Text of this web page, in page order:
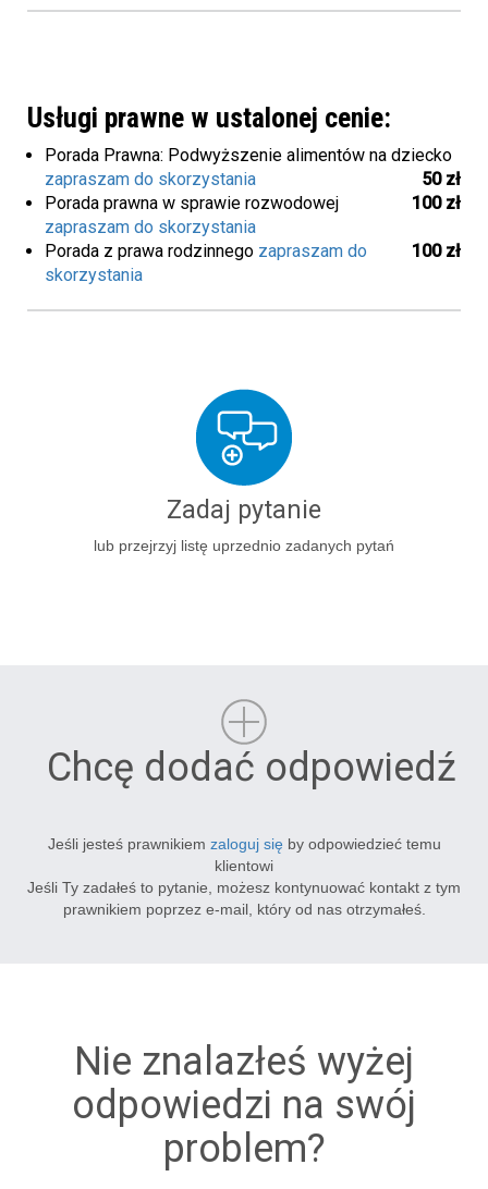
Usługi prawne w ustalonej cenie:
Porada Prawna: Podwyższenie alimentów na dziecko
50 zł
zapraszam do skorzystania
Porada prawna w sprawie rozwodowej
100 zł
zapraszam do skorzystania
Porada z prawa rodzinnego
100 zł
zapraszam do
skorzystania
Zadaj pytanie
lub przejrzyj listę uprzednio zadanych pytań
Chcę dodać odpowiedź
Jeśli jesteś prawnikiem zaloguj się by odpowiedzieć temu
klientowi
Jeśli Ty zadałeś to pytanie, możesz kontynuować kontakt z tym
prawnikiem poprzez e-mail, który od nas otrzymałeś.
Nie znalazłeś wyżej
odpowiedzi na swój
problem?